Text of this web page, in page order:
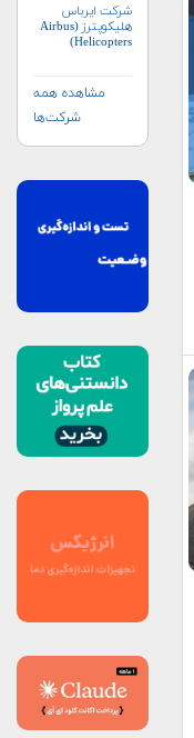
شرکت ایرباس
هلیکوپترز (Airbus
Helicopters)
مشاهده همه
شرکت‌ها